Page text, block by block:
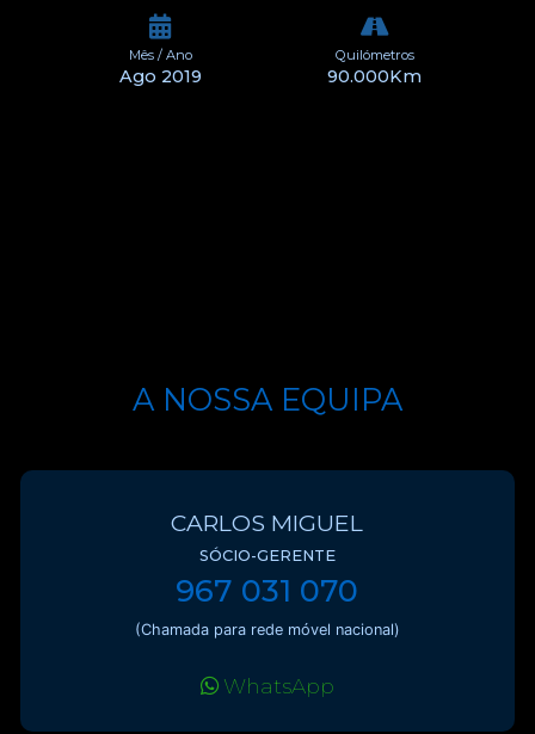
Mês / Ano
Ago 2019
Quilómetros
90.000Km
A NOSSA EQUIPA
CARLOS MIGUEL
SÓCIO-GERENTE
967 031 070
(Chamada para rede móvel nacional)
WhatsApp